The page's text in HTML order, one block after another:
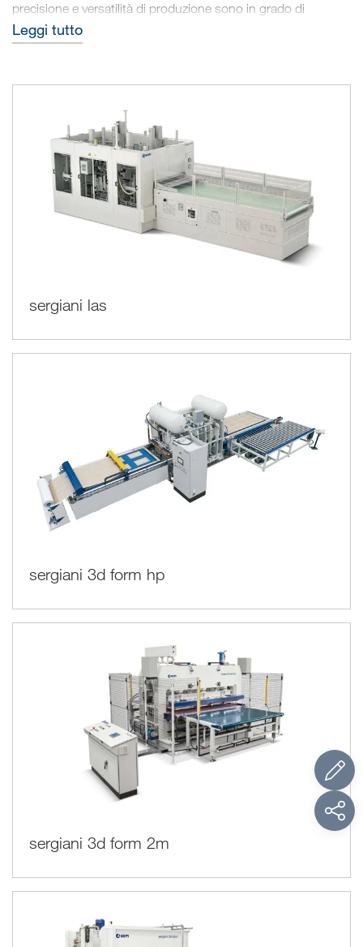
precisione e versatilità di produzione sono in grado di
soddisfare le esigenze dei produttori di pannelli nobilitati,
piani o sagomati, porte, antine da cucina, parquet, pannelli
Leggi tutto
sergiani las
sergiani 3d form hp
sergiani 3d form 2m